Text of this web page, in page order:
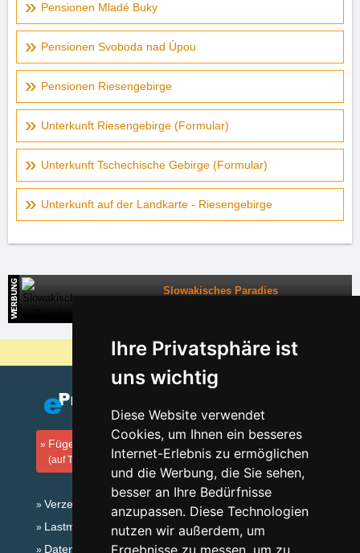
Ihre Privatsphäre ist
uns wichtig
Diese Website verwendet
Cookies, um Ihnen ein besseres
Internet-Erlebnis zu ermöglichen
und die Werbung, die Sie sehen,
besser an Ihre Bedürfnisse
anzupassen. Diese Technologien
nutzen wir außerdem, um
Ergebnisse zu messen, um zu
Pensionen Mladé Buky
Pensionen Svoboda nad Úpou
Pensionen Riesengebirge
Unterkunft Riesengebirge (Formular)
Unterkunft Tschechische Gebirge (Formular)
Unterkunft auf der Landkarte - Riesengebirge
Slowakisches Paradies
Warum sind unsere Server am billigsten?
Fügen Sie Ihre Unterkunft hinzu
(auf Tschechisch)
Verzeichnis der Unterkunft
Lastminute Riesengebirge
Datenschutz